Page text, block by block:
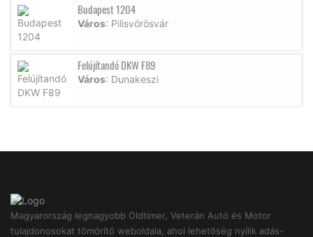
Budapest 1204
Város: Pilisvörösvár
Felújítandó DKW F89
Város: Dunakeszi
Magyarország legnagyobb Oldtimer, Veterán Autó és Motor
tulajdonosokat tömörítő weboldala, ahol lehetőség nyílik adás-